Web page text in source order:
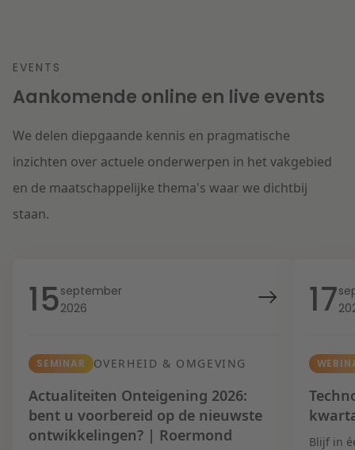
EVENTS
Aankomende online en live events
We delen diepgaande kennis en pragmatische
inzichten over actuele onderwerpen in het vakgebied
en de maatschappelijke thema's waar we dichtbij
staan.
15september
2026
SEMINAR OVERHEID & OMGEVING
Actualiteiten Onteigening 2026:
bent u voorbereid op de nieuwste
ontwikkelingen? | Roermond
17
Blijf in